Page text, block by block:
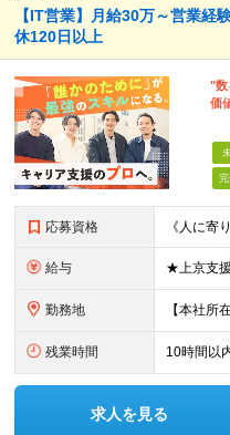
【IT営業】月給30万～営業経
休120日以上
"数
価
応募資格
給与
勤務地
残業時間 10時間以
求人を見る